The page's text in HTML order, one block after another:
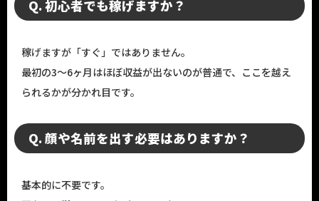
Q. 初心者でも稼げますか？
稼げますが「すぐ」ではありません。
最初の3〜6ヶ月はほぼ収益が出ないのが普通で、ここを越え
られるかが分かれ目です。
Q. 顔や名前を出す必要はありますか？
基本的に不要です。